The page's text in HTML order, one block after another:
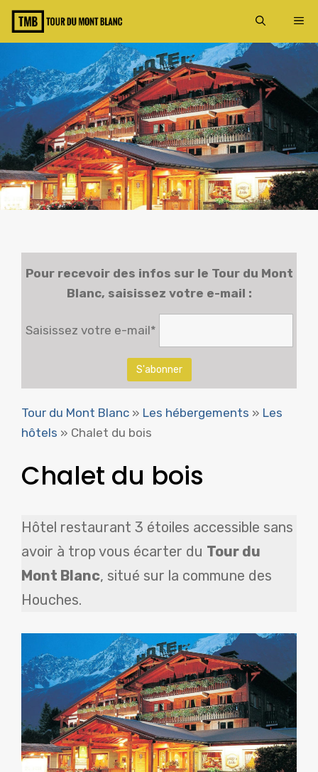
Aller
au
Pour recevoir des infos sur le Tour du Mont
Blanc, saisissez votre e-mail :
Saisissez votre e-mail*
Tour du Mont Blanc » Les hébergements » Les
hôtels » Chalet du bois
Chalet du bois
Hôtel restaurant 3 étoiles accessible sans
avoir à trop vous écarter du Tour du
Mont Blanc, situé sur la commune des
Houches.